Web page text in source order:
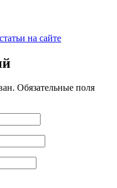
на сайте
Обязательные поля